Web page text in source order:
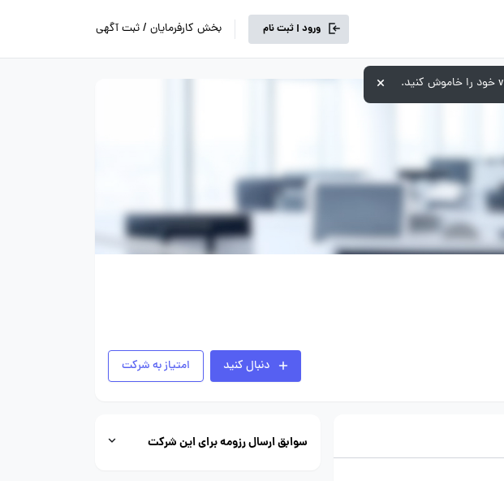
ورود | ثبت نام بخش کارفرمایان / ثبت آگهی
دنبال کنید امتیاز به شرکت
سوابق ارسال رزومه برای این شرکت